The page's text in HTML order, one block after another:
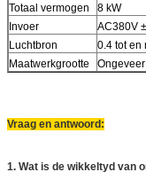
Totaal vermogen
8 kW
Invoer
AC380V
Luchtbron
0.4 tot en
Maatwerkgrootte
Vraag en antwoord:
1. Wat is de wikkeltyd van